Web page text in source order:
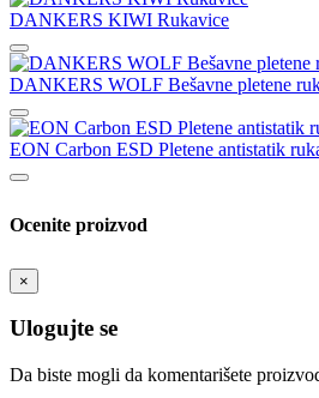
DANKERS KIWI Rukavice
DANKERS WOLF Bešavne pletene
EON Carbon ESD Pletene antistatik
Ocenite proizvod
×
Ulogujte se
Da biste mogli da komentarišete